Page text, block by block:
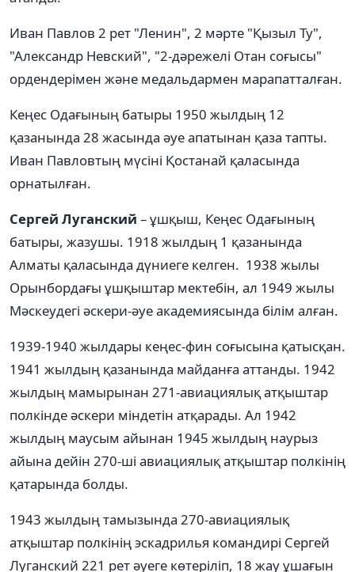
Иван Павлов 2 рет "Ленин", 2 мәрте "Қызыл Ту",
"Александр Невский", "2-дәрежелі Отан соғысы"
ордендерімен және медальдармен марапатталған.
Кеңес Одағының батыры 1950 жылдың 12
қазанында 28 жасында әуе апатынан қаза тапты.
Иван Павловтың мүсіні Қостанай қаласында
орнатылған.
Сергей Луганский – ұшқыш, Кеңес Одағының
батыры, жазушы. 1918 жылдың 1 қазанында
Алматы қаласында дүниеге келген. 1938 жылы
Орынбордағы ұшқыштар мектебін, ал 1949 жылы
Мәскеудегі әскери-әуе академиясында білім алған.
1939-1940 жылдары кеңес-фин соғысына қатысқан.
1941 жылдың қазанында майданға аттанды. 1942
жылдың мамырынан 271-авиациялық атқыштар
полкінде әскери міндетін атқарады. Ал 1942
жылдың маусым айынан 1945 жылдың наурыз
айына дейін 270-ші авиациялық атқыштар полкінің
қатарында болды.
1943 жылдың тамызында 270-авиациялық
атқыштар полкінің эскадрилья командирі Сергей
Луганский 221 рет әуеге көтеріліп, 18 жау ұшағын